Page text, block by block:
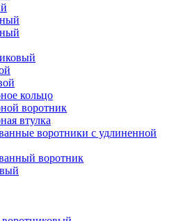
кольцо
воротник
втулка
воротники с удлиненной
воротник